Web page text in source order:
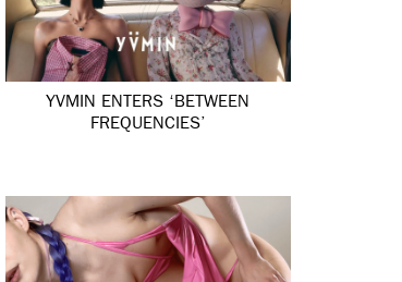
YVMIN ENTERS ‘BETWEEN
FREQUENCIES’